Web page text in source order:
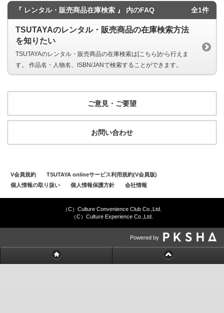
『 レンタル・販売商品在庫検索 』 内のFAQ 全1件
TSUTAYAのレンタル・販売商品の在庫検索方法
を知りたい
TSUTAYAのレンタル・販売商品の在庫検索は[こちら]から行えま
す。 作品名・人物名、ISBN/JANで検索することができます。
ご意見・ご要望
お問い合わせ
V会員規約
TSUTAYA onlineサービス利用規約(V会員版)
個人情報の取り扱い
個人情報保護方針 会社情報
（C）Culture Convenience Club Co.,Ltd.
（C）Culture Experience Co.,Ltd.
Powered by